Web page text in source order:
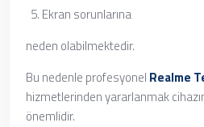
Ekran sorunlarına
neden olabilmektedir.
Bu nedenle profesyonel Realme
hizmetlerinden yararlanmak
önemlidir.